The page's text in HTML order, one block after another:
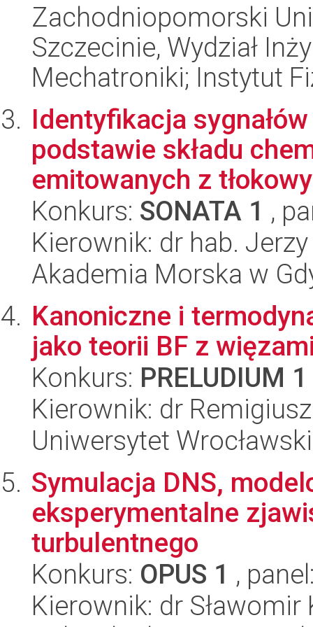
Zachodniopomorski
Szczecinie, Wydział
Mechatroniki; Instytut
Identyfikacja
podstawie składu
emitowanych z
Konkurs: SONATA 1 ,
Kierownik: dr hab.
Akademia Morska w
Kanoniczne i
jako teorii BF z
Konkurs: PRELUDIUM 1
Kierownik: dr
Uniwersytet
Symulacja DNS,
eksperymentalne
turbulentnego
Konkurs: OPUS 1 ,
Kierownik: dr Sławomir